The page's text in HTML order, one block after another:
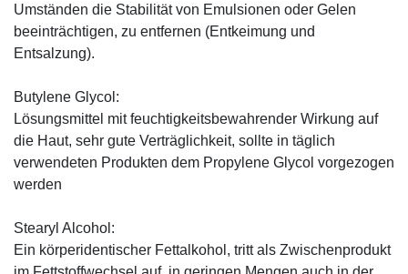
Umständen die Stabilität von Emulsionen oder Gelen
beeinträchtigen, zu entfernen (Entkeimung und
Entsalzung).
Butylene Glycol:
Lösungsmittel mit feuchtigkeitsbewahrender Wirkung auf
die Haut, sehr gute Verträglichkeit, sollte in täglich
verwendeten Produkten dem Propylene Glycol vorgezogen
werden
Stearyl Alcohol:
Ein körperidentischer Fettalkohol, tritt als Zwischenprodukt